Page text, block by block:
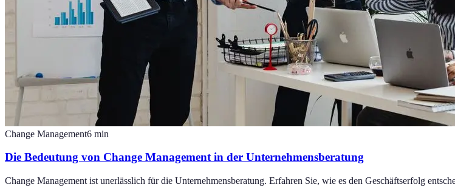
Change Management6 min
Die Bedeutung von Change Management in der Unternehmensberatung
Change Management ist unerlässlich für die Unternehmensberatung. Erfahren Sie, wie es den Geschäftserfolg